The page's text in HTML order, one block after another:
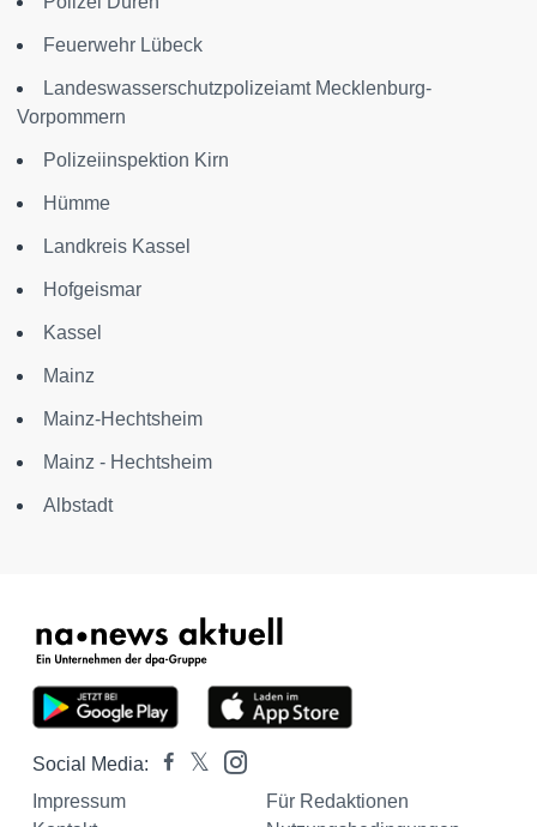
Feuerwehr Lübeck
Landeswasserschutzpolizeiamt Mecklenburg-
Vorpommern
Polizeiinspektion Kirn
Hümme
Landkreis Kassel
Hofgeismar
Kassel
Mainz
Mainz-Hechtsheim
Mainz - Hechtsheim
Albstadt
Social Media:
Impressum
Für Redaktionen